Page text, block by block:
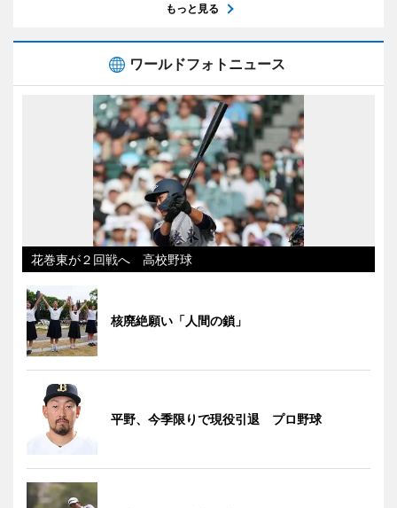
もっと見る
ワールドフォトニュース
花巻東が２回戦へ 高校野球
核廃絶願い「人間の鎖」
平野、今季限りで現役引退 プロ野球